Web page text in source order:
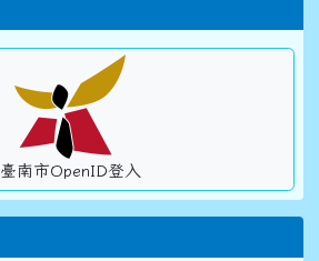
臺南市OpenID登入